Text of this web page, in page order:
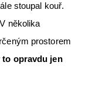
stoupal kouř.
několika
prostorem
to opravdu jen